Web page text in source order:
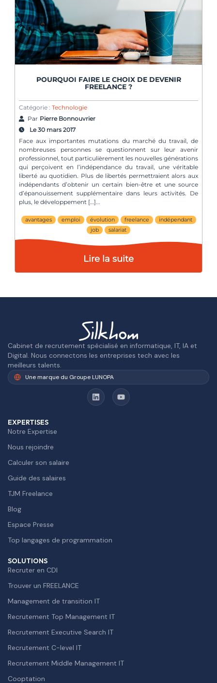
POURQUOI FAIRE LE CHOIX DE DEVENIR
FREELANCE ?
Catégorie : Technologie
Par Pierre Bonnouvrier
Le 30 mars 2017
Face aux importantes mutations du marché du travail, de
nombreuses personnes se questionnent sur leur avenir
professionnel, tout particulièrement les nouvelles générations
qui perçoivent en l’indépendance du travail, une véritable
liberté au quotidien. Plus de libertés permettraient alors aux
indépendants d’obtenir un certain bien-être et une source
d’épanouissement supplémentaire dans leurs activités. De
plus, le développement […]
avantages emploi évolution freelance
indépendant
job
salariat
Lire la suite
Cabinet de recrutement spécialisé en informatique, IT, IA et
Digital. Nous connectons les entreprises tech avec les
meilleurs talents.
Une marque du Groupe LUNOPA
EXPERTISES
Notre Expertise
Nous rejoindre
Calculer son salaire
Guide des salaires
TJM Freelance
Blog
Espace Presse
Top langages de programmation
SOLUTIONS
Recruter en CDI
Trouver un FREELANCE
Management de transition IT
Recrutement Top Management IT
Recrutement Executive Search IT
Recrutement C-level IT
Recrutement Middle Management IT
Cooptation